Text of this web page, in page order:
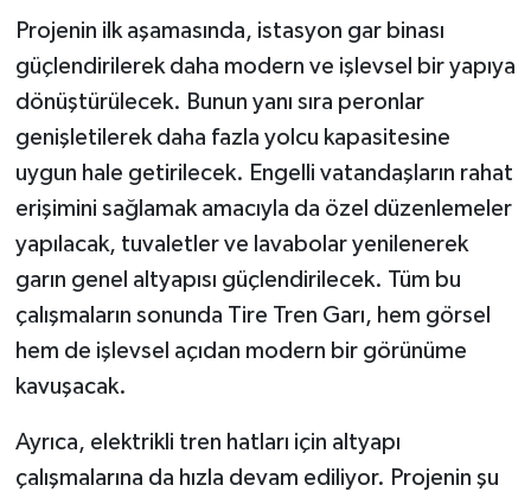
Projenin ilk aşamasında, istasyon gar binası
güçlendirilerek daha modern ve işlevsel bir yapıya
dönüştürülecek. Bunun yanı sıra peronlar
genişletilerek daha fazla yolcu kapasitesine
uygun hale getirilecek. Engelli vatandaşların rahat
erişimini sağlamak amacıyla da özel düzenlemeler
yapılacak, tuvaletler ve lavabolar yenilenerek
garın genel altyapısı güçlendirilecek. Tüm bu
çalışmaların sonunda Tire Tren Garı, hem görsel
hem de işlevsel açıdan modern bir görünüme
kavuşacak.
Ayrıca, elektrikli tren hatları için altyapı
çalışmalarına da hızla devam ediliyor. Projenin şu